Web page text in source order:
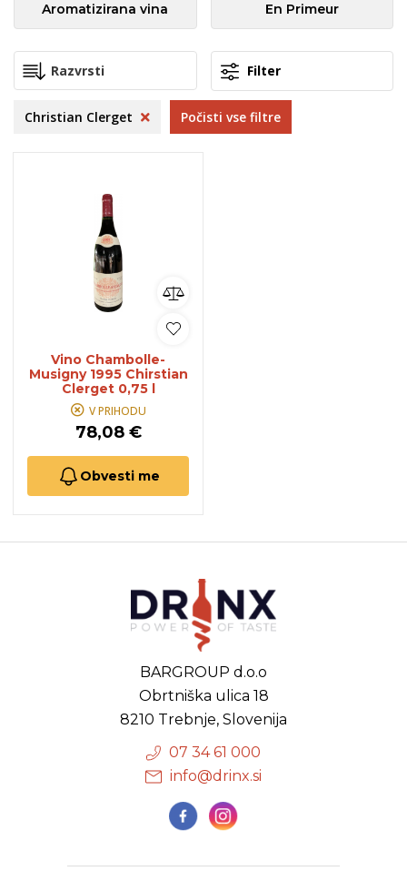
Aromatizirana vina En Primeur
Filter
Christian Clerget Počisti vse filtre
Vino Chambolle-
Musigny 1995 Chirstian
Clerget 0,75 l
V PRIHODU
78,08 €
Obvesti me
BARGROUP d.o.o
Obrtniška ulica 18
8210 Trebnje, Slovenija
07 34 61 000
info@drinx.si